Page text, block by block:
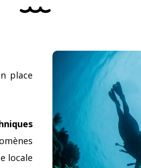
place
locale